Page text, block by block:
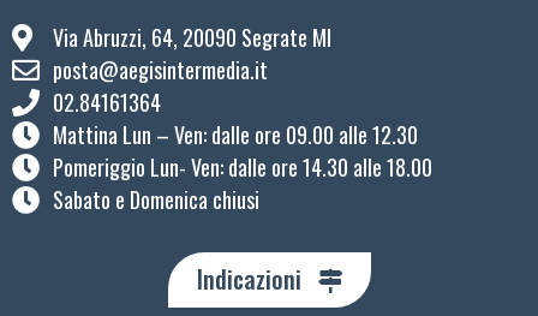
Via Abruzzi, 64, 20090 Segrate MI
posta@aegisintermedia.it
02.84161364
Mattina Lun – Ven: ​dalle ore 09.00 alle 12.30
Pomeriggio Lun- Ven: dalle ore 14.30 alle 18.00
Sabato e Domenica chiusi
Indicazioni